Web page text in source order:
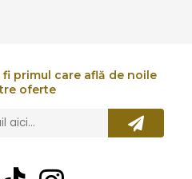
primul care află de noile
oferte